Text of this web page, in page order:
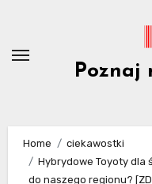
content
Poznaj
Home
ciekawostki
Hybrydowe Toyoty dla
do naszego regionu?